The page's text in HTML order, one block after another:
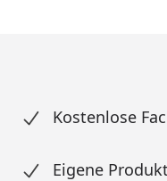
Kostenlose
Eigene